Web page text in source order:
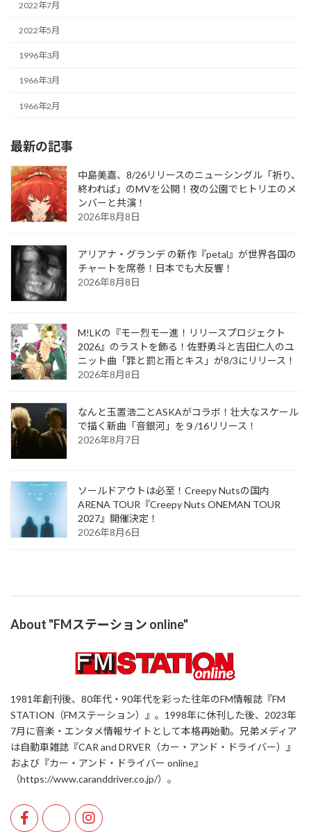
2022年7月
2022年5月
1996年3月
1966年3月
1966年2月
最新の記事
中島美嘉、8/26リリースのニューシングル「祈り、
終われば」のMVを公開！夜の公園でヒトリエのメ
ンバーと共演！
2026年8月8日
アリアナ・グランデ の新作『petal』が世界各国の
チャートを席巻！日本でも大反響！
2026年8月8日
M!LKの『モー烈モー進！リリースプロジェクト
2026』のラストを飾る！佐野勇斗と吉田仁人のユ
ニット曲「罪と罰と雨とキス」が8/3にリリース！
2026年8月8日
なんと玉置浩二とASKAがコラボ！壮大なスケール
で描く新曲「音銀河」を９/16リリース！
2026年8月7日
ソールドアウトは必至！Creepy Nutsの国内
ARENA TOUR『Creepy Nuts ONEMAN TOUR
2027』開催決定！
2026年8月6日
About "FMステーション online"
1981年創刊後、80年代・90年代を彩った往年のFM情報誌『FM
STATION（FMステーション）』。1998年に休刊した後、2023年
7月に音楽・エンタメ情報サイトとして本格再始動。兄弟メディア
は自動車雑誌『CAR and DRVER（カー・アンド・ドライバー）』
および『カー・アンド・ドライバー online』
（https://www.caranddriver.co.jp/）。